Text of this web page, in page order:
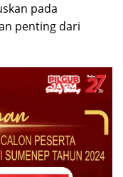
pada
penting dari